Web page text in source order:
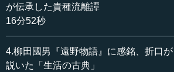
句と7音句に区切ると、なんとなく和歌
んとなく歌のように聞こえます。
「よき人の よしとよく見て よしと
見よ よき人よく見つ」
が伝承した貴種流離譚
16分52秒
4.柳田國男『遠野物語』に感銘、折口が
説いた「生活の古典」